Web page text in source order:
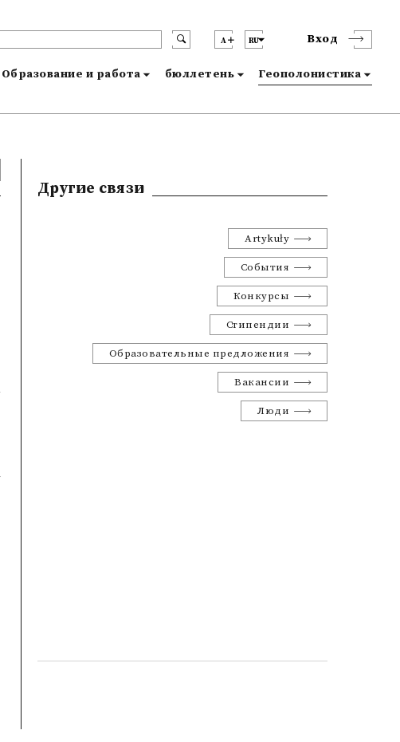
A RU Вход
Образование и работа бюллетень Геополонистика
Другие связи
Artykuły
События
Конкурсы
Стипендии
Образовательные предложения
Вакансии
Люди